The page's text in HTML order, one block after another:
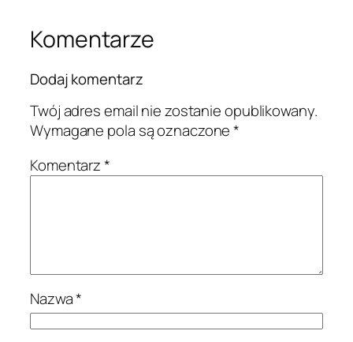
Komentarze
Dodaj komentarz
Twój adres email nie zostanie opublikowany.
Wymagane pola są oznaczone*
Komentarz*
Nazwa*